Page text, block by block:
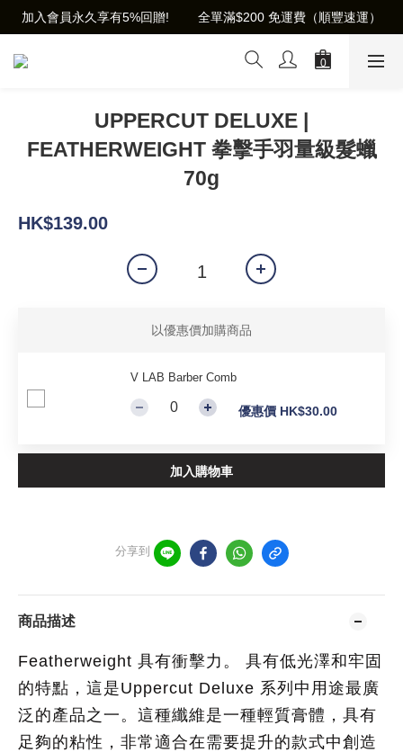
加入會員永久享有5%回贈!        全單滿$200 免運費（順豐速運）
UPPERCUT DELUXE |
FEATHERWEIGHT 拳擊手羽量級髮蠟
70g
HK$139.00
以優惠價加購商品
V LAB Barber Comb
優惠價 HK$30.00
加入購物車
分享到
商品描述
Featherweight 具有衝擊力。 具有低光澤和牢固
的特點，這是Uppercut Deluxe 系列中用途最廣
泛的產品之一。這種纖維是一種輕質膏體，具有
足夠的粘性，非常適合在需要提升的款式中創造